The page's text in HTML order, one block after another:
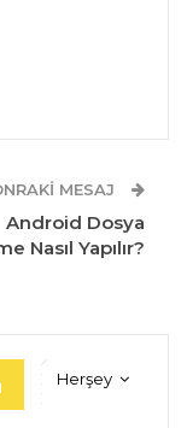
MESAJ
Android Dosya
Nasıl Yapılır?
Herşey